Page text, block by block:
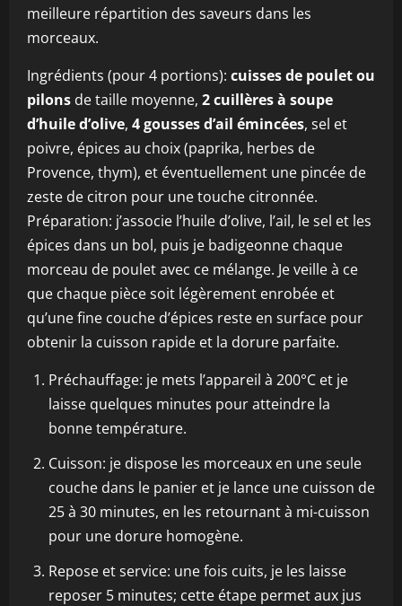
meilleure répartition des saveurs dans les
morceaux.
Ingrédients (pour 4 portions): cuisses de poulet ou
pilons de taille moyenne, 2 cuillères à soupe
d’huile d’olive, 4 gousses d’ail émincées, sel et
poivre, épices au choix (paprika, herbes de
Provence, thym), et éventuellement une pincée de
zeste de citron pour une touche citronnée.
Préparation: j’associe l’huile d’olive, l’ail, le sel et les
épices dans un bol, puis je badigeonne chaque
morceau de poulet avec ce mélange. Je veille à ce
que chaque pièce soit légèrement enrobée et
qu’une fine couche d’épices reste en surface pour
obtenir la cuisson rapide et la dorure parfaite.
Préchauffage: je mets l’appareil à 200°C et je
laisse quelques minutes pour atteindre la
bonne température.
Cuisson: je dispose les morceaux en une seule
couche dans le panier et je lance une cuisson de
25 à 30 minutes, en les retournant à mi-cuisson
pour une dorure homogène.
Repose et service: une fois cuits, je les laisse
reposer 5 minutes; cette étape permet aux jus